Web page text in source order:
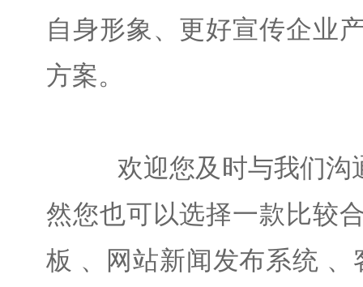
自身形象、更好宣传企业
方案。
欢迎您及时与我们沟通
然您也可以选择一款比较
板 、网站新闻发布系统